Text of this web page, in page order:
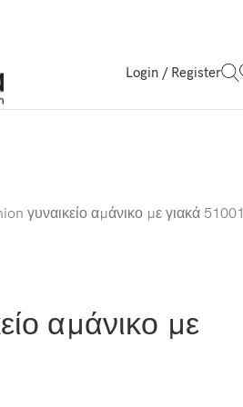
Login / Register
γυναικείο αμάνικο με γιακά 51001
αμάνικο με